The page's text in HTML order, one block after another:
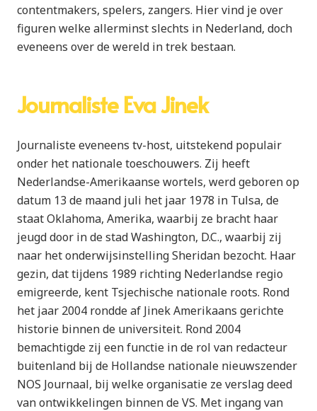
contentmakers, spelers, zangers. Hier vind je over
figuren welke allerminst slechts in Nederland, doch
eveneens over de wereld in trek bestaan.
Journaliste Eva Jinek
Journaliste eveneens tv-host, uitstekend populair
onder het nationale toeschouwers. Zij heeft
Nederlandse-Amerikaanse wortels, werd geboren op
datum 13 de maand juli het jaar 1978 in Tulsa, de
staat Oklahoma, Amerika, waarbij ze bracht haar
jeugd door in de stad Washington, D.C., waarbij zij
naar het onderwijsinstelling Sheridan bezocht. Haar
gezin, dat tijdens 1989 richting Nederlandse regio
emigreerde, kent Tsjechische nationale roots. Rond
het jaar 2004 rondde af Jinek Amerikaans gerichte
historie binnen de universiteit. Rond 2004
bemachtigde zij een functie in de rol van redacteur
buitenland bij de Hollandse nationale nieuwszender
NOS Journaal, bij welke organisatie ze verslag deed
van ontwikkelingen binnen de VS. Met ingang van